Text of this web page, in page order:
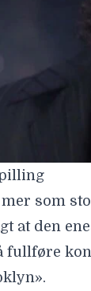
som
at den
fullføre
en mindre
i
koma